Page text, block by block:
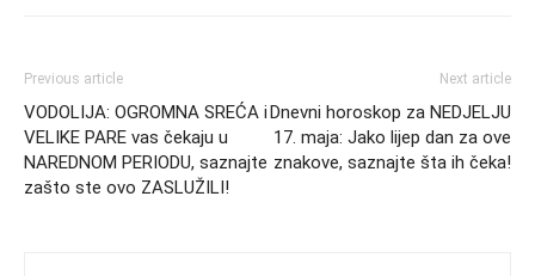
Previous article
VODOLIJA: OGROMNA SREĆA i
VELIKE PARE vas čekaju u
NAREDNOM PERIODU, saznajte
zašto ste ovo ZASLUŽILI!
Next article
Dnevni horoskop za NEDJELJU
17. maja: Jako lijep dan za ove
znakove, saznajte šta ih čeka!